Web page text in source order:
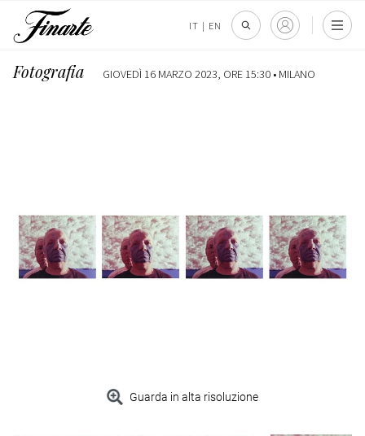
IT | EN
Fotografia GIOVEDÌ 16 MARZO 2023, ORE 15:30 • MILANO
Guarda in alta risoluzione